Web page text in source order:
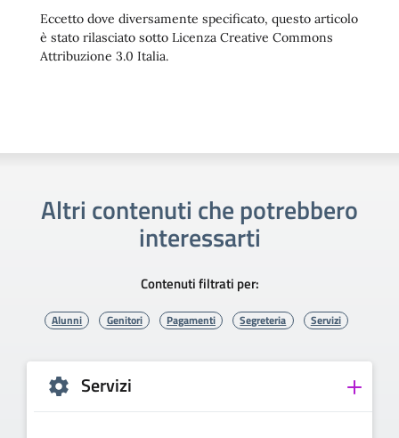
Eccetto dove diversamente specificato, questo articolo
è stato rilasciato sotto Licenza Creative Commons
Attribuzione 3.0 Italia.
Altri contenuti che potrebbero
interessarti
Contenuti filtrati per:
Alunni Genitori Pagamenti Segreteria Servizi
Servizi